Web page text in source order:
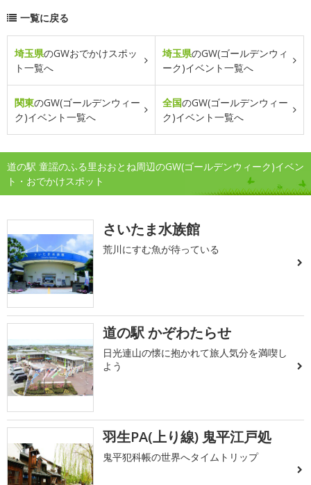
一覧に戻る
埼玉県のGWおでかけスポッ
ト一覧へ
埼玉県のGW(ゴールデンウィ
ーク)イベント一覧へ
関東のGW(ゴールデンウィー
ク)イベント一覧へ
全国のGW(ゴールデンウィー
ク)イベント一覧へ
道の駅 童謡のふる里おおとね周辺のGW(ゴールデンウィーク)イベン
ト・おでかけスポット
さいたま水族館
荒川にすむ魚が待っている
道の駅 かぞわたらせ
日光連山の懐に抱かれて旅人気分を満喫し
よう
羽生PA(上り線) 鬼平江戸処
鬼平犯科帳の世界へタイムトリップ